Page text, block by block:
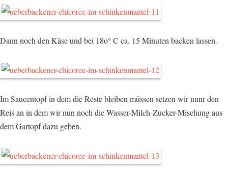
Dann noch den Käse und bei 18o° C ca. 15 Minuten backen lassen.
Im Saucentopf in dem die Reste bleiben müssen setzen wir nunr den
Reis an in dem wir nun noch die Wasser-Milch-Zucker-Mischung aus
dem Gartopf dazu geben.